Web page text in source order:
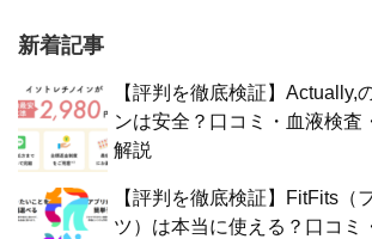
新着記事
【評判を徹底検証】Actually,
ンは安全？口コミ・血液検査
解説
【評判を徹底検証】FitFits（
ツ）は本当に使える？口コミ